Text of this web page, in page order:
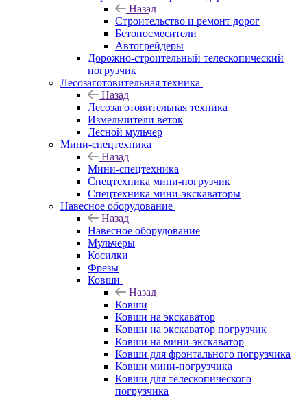
Назад
Строительство и ремонт дорог
Бетоносмесители
Автогрейдеры
Дорожно-строительный телескопический
погрузчик
Лесозаготовительная техника
Назад
Лесозаготовительная техника
Измельчители веток
Лесной мульчер
Мини-спецтехника
Назад
Мини-спецтехника
Спецтехника мини-погрузчик
Спецтехника мини-экскаваторы
Навесное оборудование
Назад
Навесное оборудование
Мульчеры
Косилки
Фрезы
Ковши
Назад
Ковши
Ковши на экскаватор
Ковши на экскаватор погрузчик
Ковши на мини-экскаватор
Ковши для фронтального погрузчика
Ковши мини-погрузчика
Ковши для телескопического
погрузчика